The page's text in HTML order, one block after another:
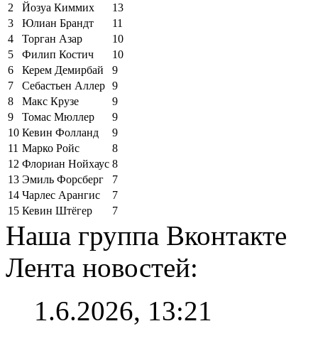
2
Йозуа Киммих
13
3
Юлиан Брандт
11
4
Торган Азар
10
5
Филип Костич
10
6
Керем Демирбай
9
7
Себастьен Аллер 9
8
Макс Крузе
9
9
Томас Мюллер
9
10 Кевин Фолланд
9
11 Марко Ройс
8
12 Флориан Нойхаус 8
13 Эмиль Форсберг
7
14 Чарлес Арангис
7
15 Кевин Штёгер 7
Наша группа Вконтакте
Лента новостей:
1.6.2026, 13:21